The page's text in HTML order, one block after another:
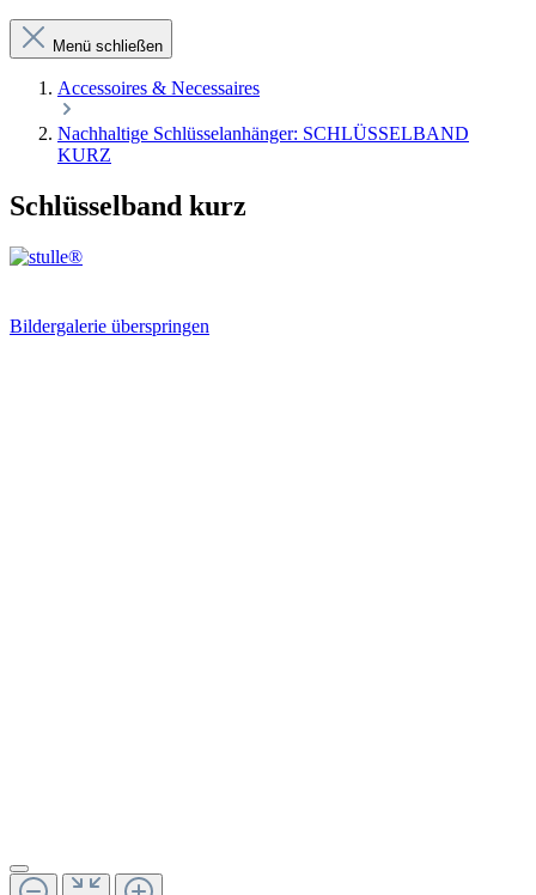
Menü schließen
Accessoires & Necessaires
Nachhaltige Schlüsselanhänger: SCHLÜSSELBAND
KURZ
Schlüsselband kurz
Bildergalerie überspringen